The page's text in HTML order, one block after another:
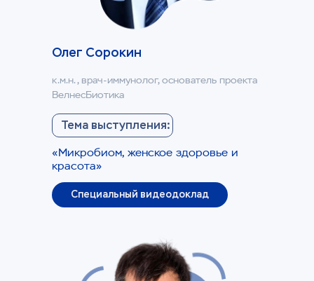
Тема выступления:
Специальный видеодоклад
к.м.н., врач-иммунолог, основатель проекта
ВелнесБиотика
«Микробиом, женское здоровье и
красота»
Олег Сорокин